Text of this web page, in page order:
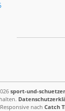
sport-und-
Responsive nach Catch